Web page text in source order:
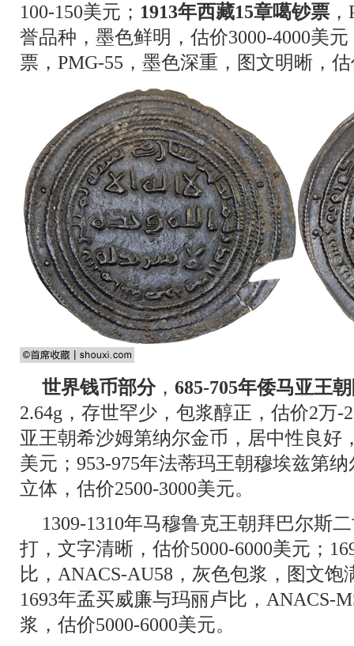
100-150美元； 1913年西藏15章噶钞票
誉品种，墨色鲜明，估价3000-4000美
票，PMG-55，墨色深重，图文明晰，
世界钱币部分， 685-705年倭马亚王
2.64g，存世罕少，包浆醇正，估价2万-
亚王朝希沙姆第纳尔金币，居中性良好
美元；953-975年法蒂玛王朝穆埃兹第
立体，估价2500-3000美元。
1309-1310年马穆鲁克王朝拜巴尔斯
打，文字清晰，估价5000-6000美元；
比，ANACS-AU58，灰色包浆，图文饱
1693年孟买威廉与玛丽卢比，ANACS-
浆，估价5000-6000美元。